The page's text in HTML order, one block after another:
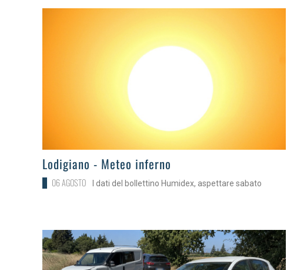
>Lodigiano - Meteo inferno
06 AGOSTO I dati del bollettino Humidex, aspettare sabato